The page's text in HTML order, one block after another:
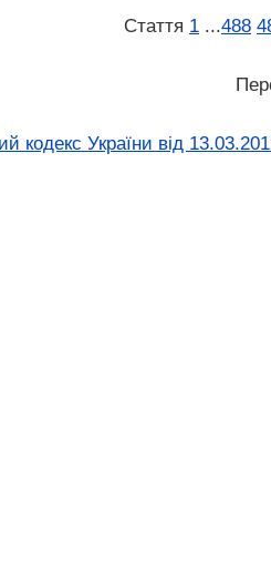
Стаття 1 ...488
кодекс України від